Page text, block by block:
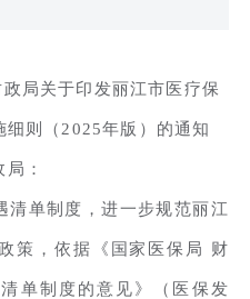
局关于印发丽江市医疗保
细则（2025年版）的通知
：
清单制度，进一步规范丽江
策，依据《国家医保局 财
单制度的意见》（医保发